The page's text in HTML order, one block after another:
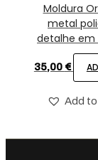
Moldura
metal
detalhe
35,00 €
Add